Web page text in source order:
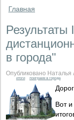
Главная
Результаты
в города"
Опубликовано Наталья
итоги поиграем в города
Вот